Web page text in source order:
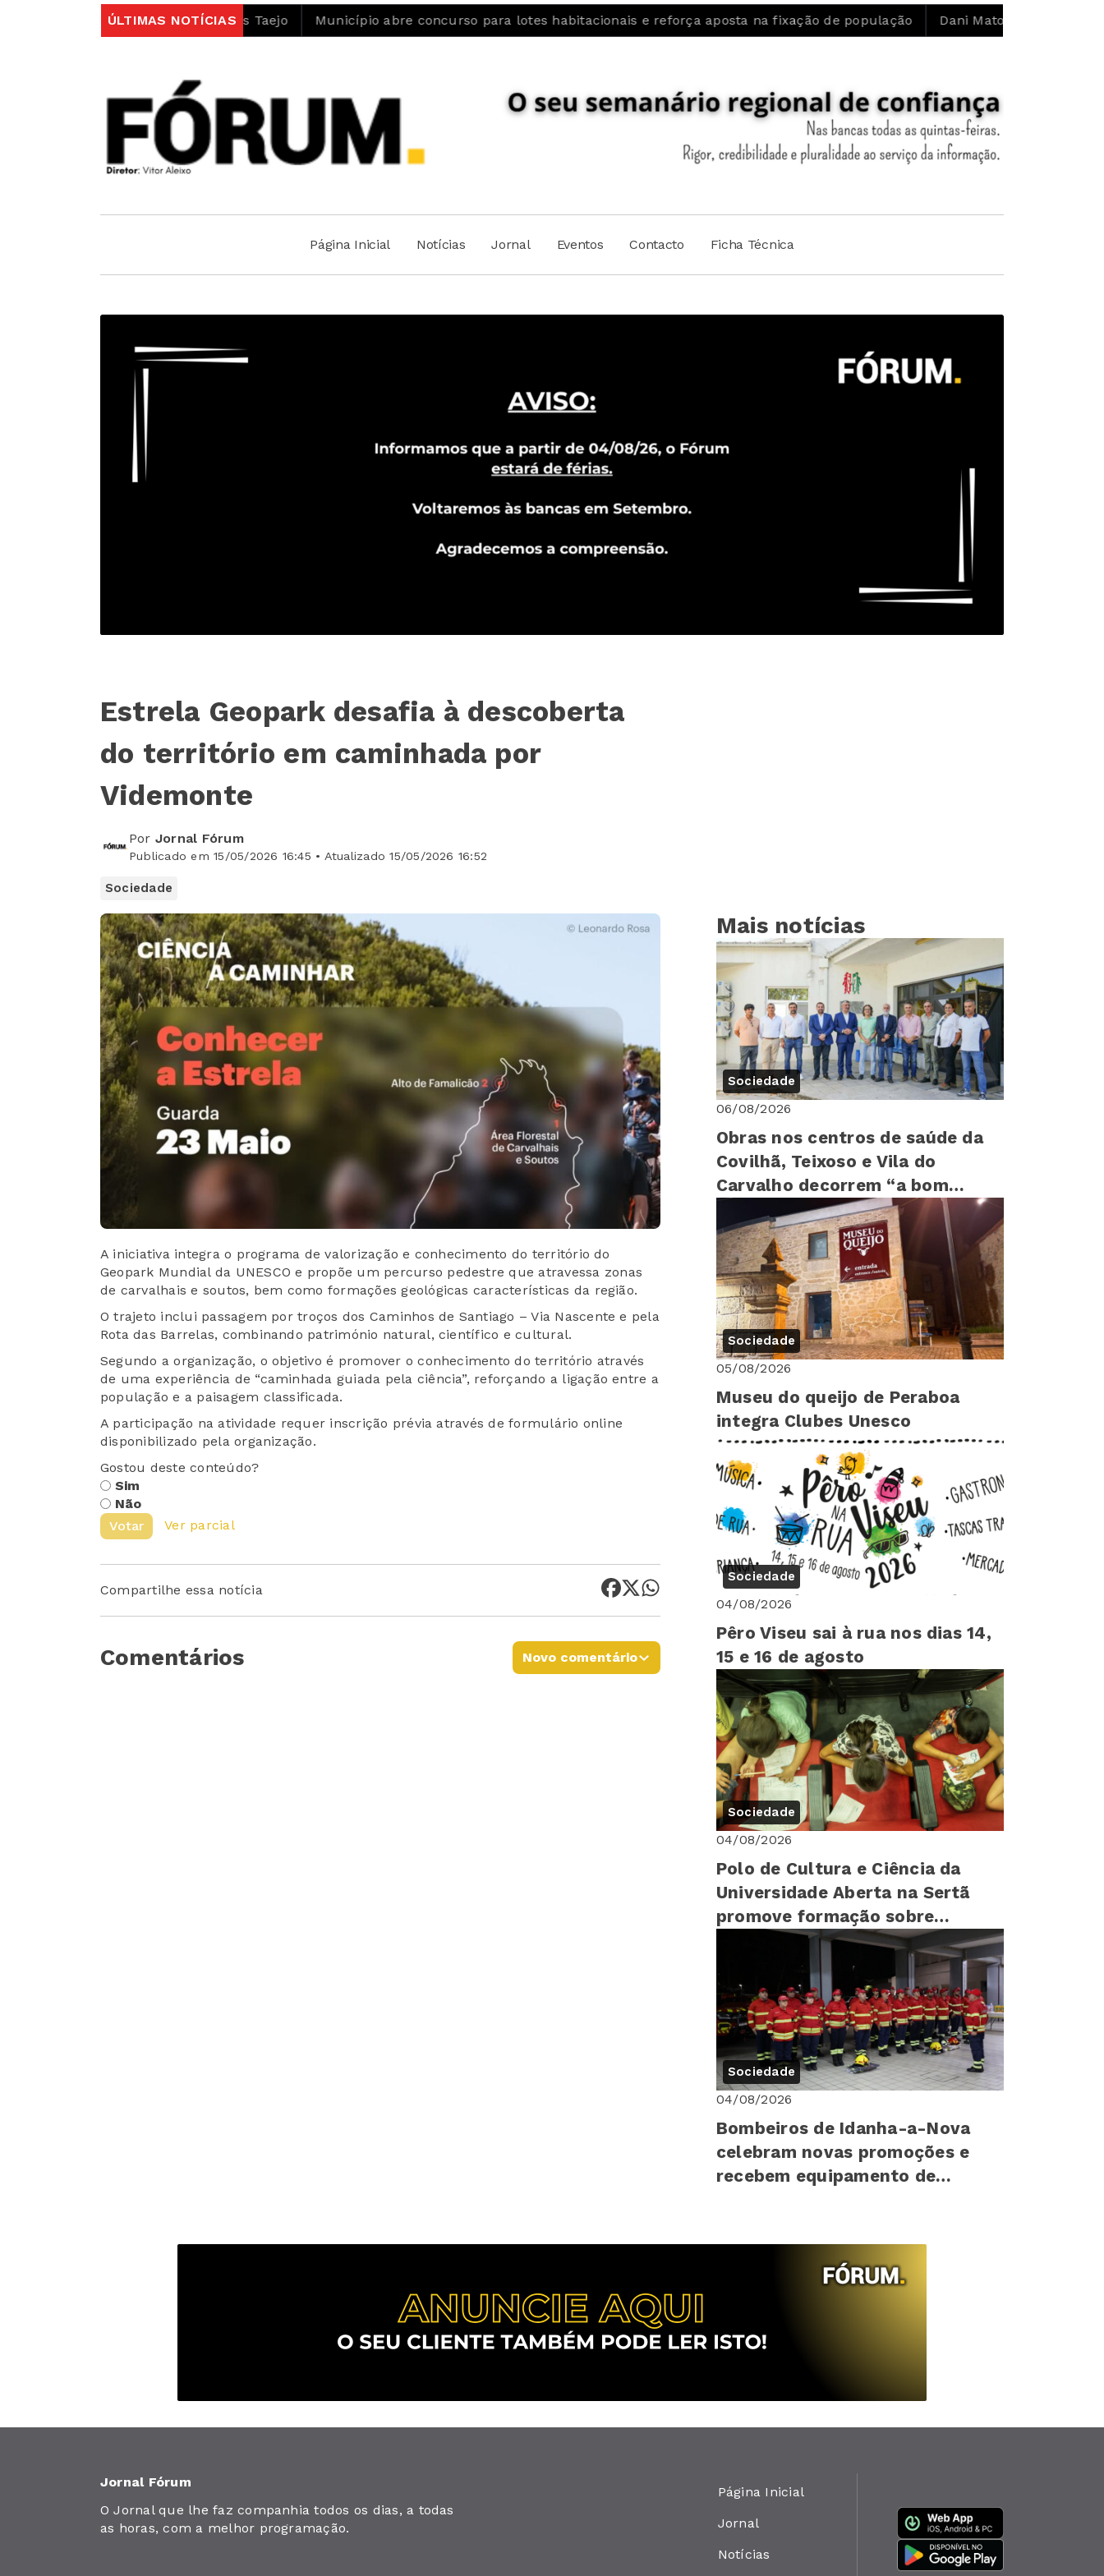
ÚLTIMAS NOTÍCIAS
do projeto LIFE Alnus Taejo Município abre concurso para lotes habitacionais e reforça aposta na fixação de população Dani Matos: “Confio no trabalho que
Página Inicial Notícias Jornal Eventos Contacto Ficha Técnica
Estrela Geopark desafia à descoberta
do território em caminhada por
Videmonte
Por Jornal Fórum
Publicado em 15/05/2026 16:45 • Atualizado 15/05/2026 16:52
Sociedade
A iniciativa integra o programa de valorização e conhecimento do território do
Geopark Mundial da UNESCO e propõe um percurso pedestre que atravessa zonas
de carvalhais e soutos, bem como formações geológicas características da região.
O trajeto inclui passagem por troços dos Caminhos de Santiago – Via Nascente e pela
Rota das Barrelas, combinando património natural, científico e cultural.
Segundo a organização, o objetivo é promover o conhecimento do território através
de uma experiência de “caminhada guiada pela ciência”, reforçando a ligação entre a
população e a paisagem classificada.
A participação na atividade requer inscrição prévia através de formulário online
disponibilizado pela organização.
Gostou deste conteúdo?
Sim
Não
Votar
Ver parcial
Compartilhe essa notícia
Comentários Novo comentário
Mais notícias
Sociedade
06/08/2026
Obras nos centros de saúde da
Covilhã, Teixoso e Vila do
Carvalho decorrem “a bom
Sociedade
05/08/2026
Museu do queijo de Peraboa
integra Clubes Unesco
Sociedade
04/08/2026
Pêro Viseu sai à rua nos dias 14,
15 e 16 de agosto
Sociedade
04/08/2026
Polo de Cultura e Ciência da
Universidade Aberta na Sertã
promove formação sobre
direitos humanos para mais de
Sociedade
04/08/2026
Bombeiros de Idanha-a-Nova
celebram novas promoções e
recebem equipamento de
Jornal Fórum
O Jornal que lhe faz companhia todos os dias, a todas
as horas, com a melhor programação.
Página Inicial
Jornal
Notícias